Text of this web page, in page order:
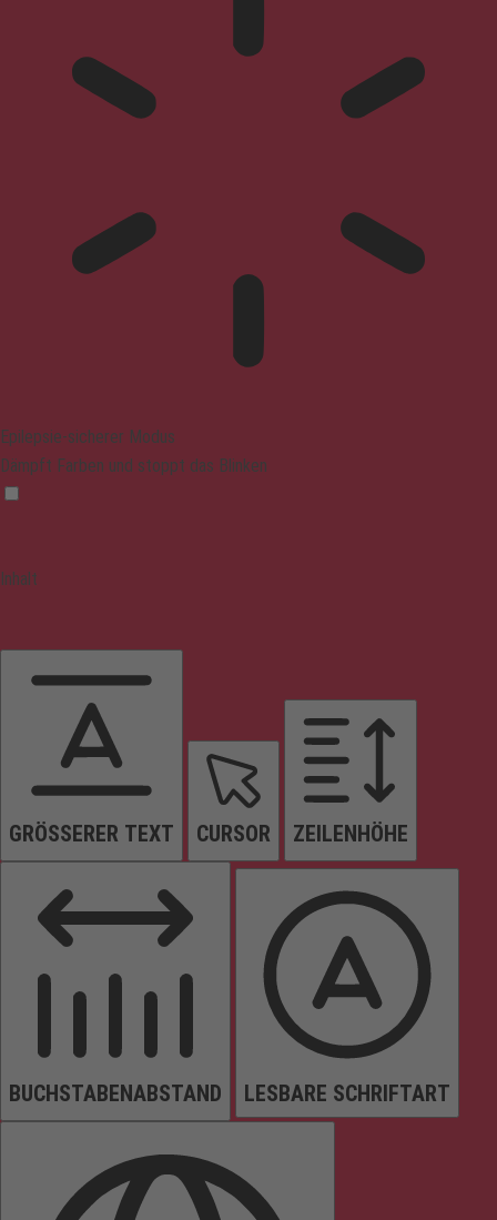
Epilepsie-sicherer Modus
Dämpft Farben und stoppt das Blinken
Inhalt
GRÖSSERER TEXT CURSOR ZEILENHÖHE
BUCHSTABENABSTAND LESBARE SCHRIFTART